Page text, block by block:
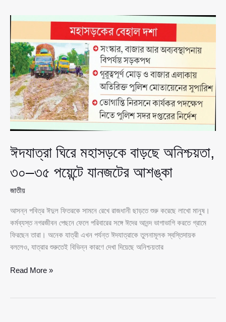
অনিশ্চয়তা,
৩০–
৩৫
পয়েন্টে
যানজটের
আশঙ্কা
ঈদযাত্রা ঘিরে মহাসড়কে বাড়ছে অনিশ্চয়তা,
৩০–৩৫ পয়েন্টে যানজটের আশঙ্কা
জাতীয়
আসন্ন পবিত্র ঈদুল ফিতরকে সামনে রেখে রাজধানী ছাড়তে শুরু করেছে লাখো মানুষ।
কর্মব্যস্ত নগরজীবন পেছনে ফেলে পরিবারের সঙ্গে ঈদের আনন্দ ভাগাভাগি করতে গ্রামে
ফিরছেন তারা। অনেক যাত্রী এখন পর্যন্ত ঈদযাত্রাকে তুলনামূলক স্বস্তিদায়ক
বললেও, যাত্রার শুরুতেই বিভিন্ন কারণে দেখা দিয়েছে অনিশ্চয়তার
ঈদযাত্রা
Read More »